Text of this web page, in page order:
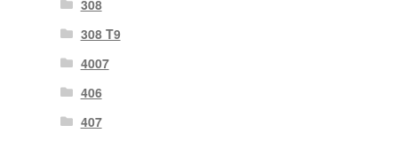
308
308 T9
4007
406
407